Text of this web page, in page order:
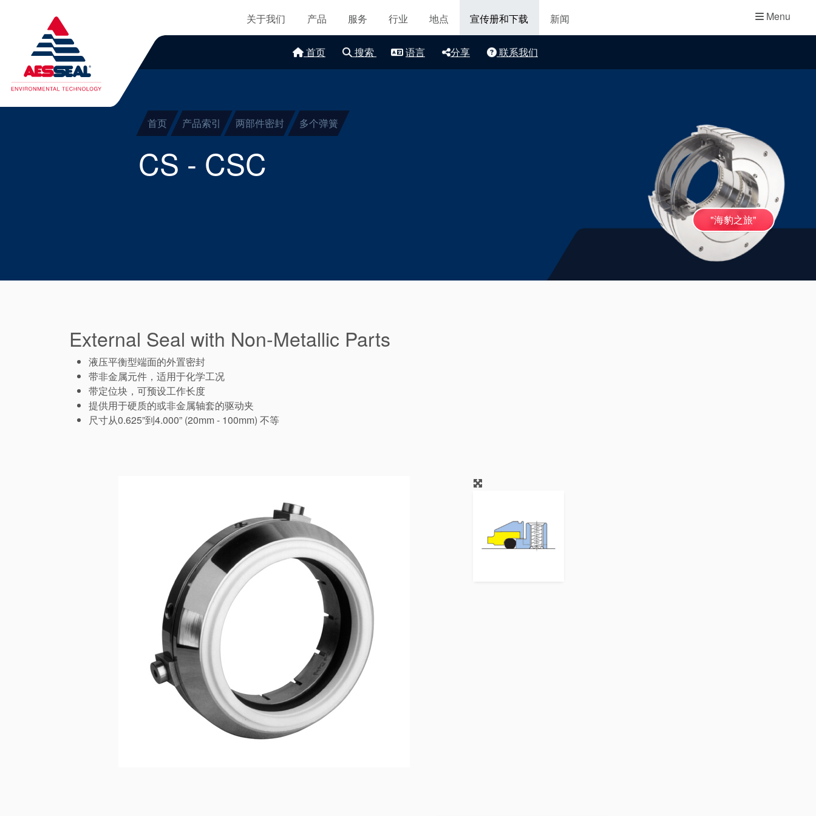
主导航
关于我们 产品 服务 行业 地点 宣传册和下载 新闻 Menu
集装式机械密封
两部件密封
干气密封
盘根
密封辅助系统
地点
首页 搜索 语言 分享 联系我们
首页 产品索引 两部件密封 多个弹簧
CS - CSC
"海豹之旅"
External Seal with Non-Metallic Parts
液压平衡型端面的外置密封
带非金属元件，适用于化学工况
带定位块，可预设工作长度
提供用于硬质的或非金属轴套的驱动夹
尺寸从0.625”到4.000” (20mm - 100mm) 不等